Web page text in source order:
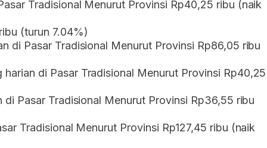
Tradisional Menurut Provinsi Rp40,25 ribu (naik
(turun 7.04%)
di Pasar Tradisional Menurut Provinsi Rp86,05 ribu
di Pasar Tradisional Menurut Provinsi Rp40,25
di Pasar Tradisional Menurut Provinsi Rp36,55 ribu
Tradisional Menurut Provinsi Rp127,45 ribu (naik